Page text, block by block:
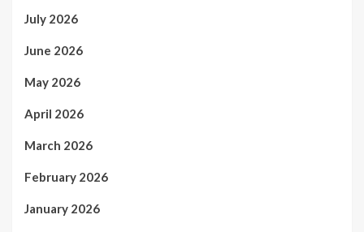
July 2026
June 2026
May 2026
April 2026
March 2026
February 2026
January 2026